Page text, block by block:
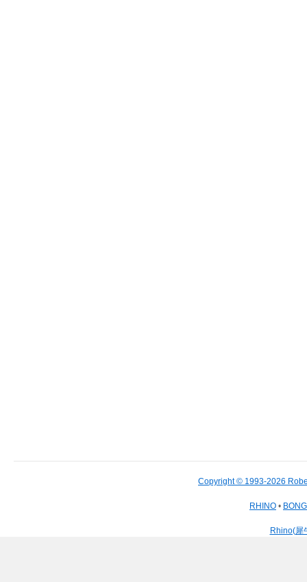
Copyright © 1993-2026
RHINO •
Rhino(犀